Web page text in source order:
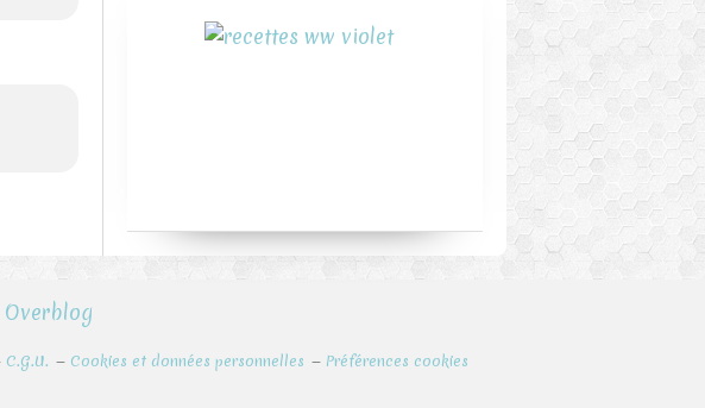
Overblog
C.G.U. Cookies et données personnelles Préférences cookies